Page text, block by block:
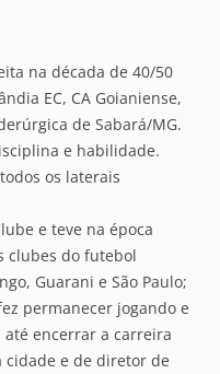
na década de 40/50
EC, CA Goianiense,
de Sabará/MG.
e habilidade.
os laterais
e teve na época
clubes do futebol
Guarani e São Paulo;
permanecer jogando e
encerrar a carreira
cidade e de diretor de